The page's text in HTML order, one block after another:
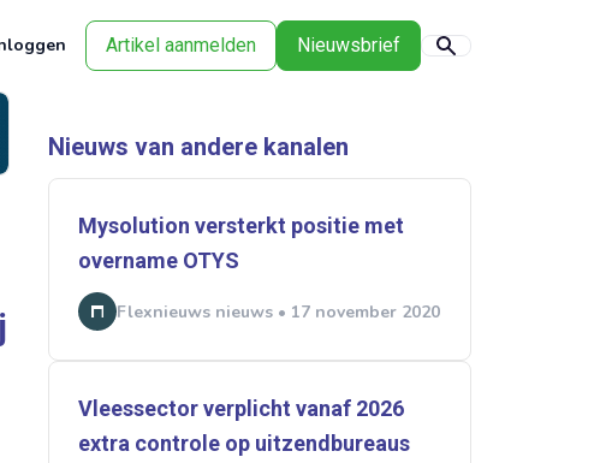
Artikel aanmelden Nieuwsbrief
Nieuws van andere kanalen
Mysolution versterkt positie met
overname OTYS
Flexnieuws nieuws • 17 november 2020
Vleessector verplicht vanaf 2026
extra controle op uitzendbureaus